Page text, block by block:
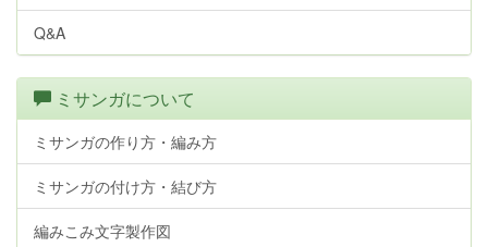
Q&A
ミサンガについて
ミサンガの作り方・編み方
ミサンガの付け方・結び方
編みこみ文字製作図